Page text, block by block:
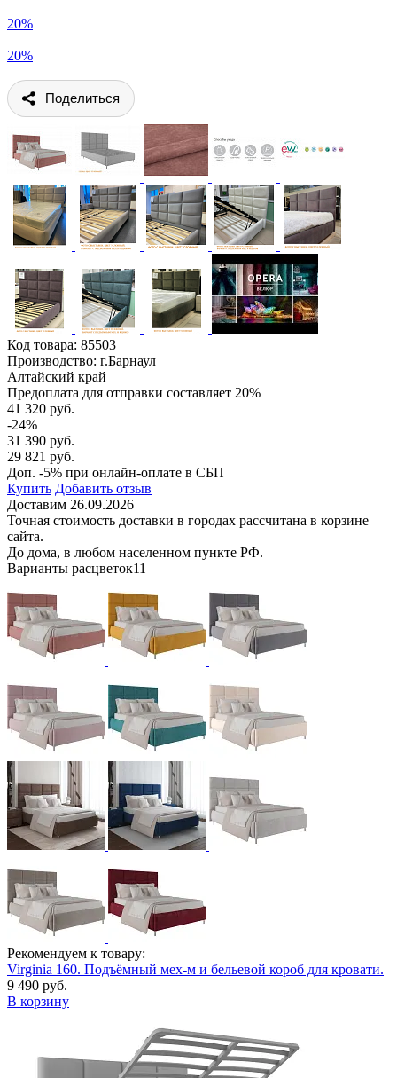
20%
20%
Поделиться
Код товара: 85503
Производство: г.Барнаул
Алтайский край
Предоплата для отправки составляет 20%
41 320 руб.
-24%
31 390 руб.
29 821 руб.
Доп. -5% при онлайн-оплате в СБП
Купить Добавить отзыв
Доставим 26.09.2026
Точная стоимость доставки в городах рассчитана в корзине
сайта.
До дома, в любом населенном пункте РФ.
Варианты расцветок11
Рекомендуем к товару:
Virginia 160. Подъёмный мех-м и бельевой короб для кровати.
9 490 руб.
В корзину